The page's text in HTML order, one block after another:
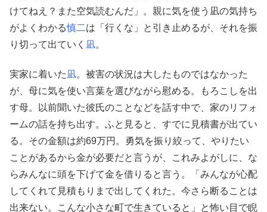
けてねえ？また空気読むんだ」。親に気を使う凪の気持ち
がよくわかる慎二は「行くな」と引き止めるが、それを振
り切って出ていく 凪。
実家に着いた 凪。被害の状況は大したものではなかった
が、母に気を使い言葉を選びながら慰める。もろこしを出
す母。以前聞いた彼氏のことなどを話す中で、家のリフォ
ームの話を持ち出す。ふと見ると、すでに見積書が出てい
る。その金額は約69万円。勇気を振り絞って、やりたい
ことがあるから金が必要だと言うが、これみよがしに、な
らみんなに頭を下げて金を借りると言う。「みんなが心配
してくれて見積もりまで出してくれた。今さら断ることは
出来ない。こんな小さな町で生きていると」と怖い目で睨